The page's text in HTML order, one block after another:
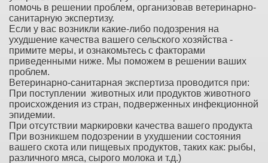
помочь в решении проблем, организовав ветеринарно-
санитарную экспертизу.
Если у вас возникли какие-либо подозрения на
ухудшение качества вашего сельского хозяйства -
примите меры, и ознакомьтесь с факторами
приведенными ниже. Мы поможем в решении ваших
проблем.
Ветеринарно-санитарная экспертиза проводится при:
При поступлении животных или продуктов животного
происхождения из стран, подверженных инфекционной
эпидемии.
При отсутствии маркировки качества вашего продукта
При возникшем подозрении в ухудшении состояния
вашего скота или пищевых продуктов, таких как: рыбы,
различного мяса, сырого молока и т.д.)